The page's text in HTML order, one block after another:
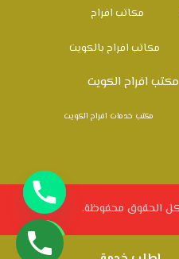
مكاتب افراح
مكاتب افراح بالكويت
مكتب افراح الكويت
مكتب خدمات افراح الكويت